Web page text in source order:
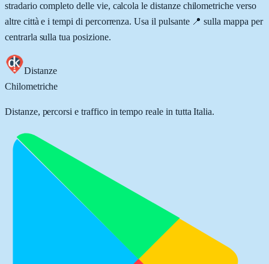
stradario completo delle vie, calcola le distanze chilometriche verso
altre città e i tempi di percorrenza. Usa il pulsante 📍 sulla mappa per
centrarla sulla tua posizione.
Distanze
Chilometriche
Distanze, percorsi e traffico in tempo reale in tutta Italia.